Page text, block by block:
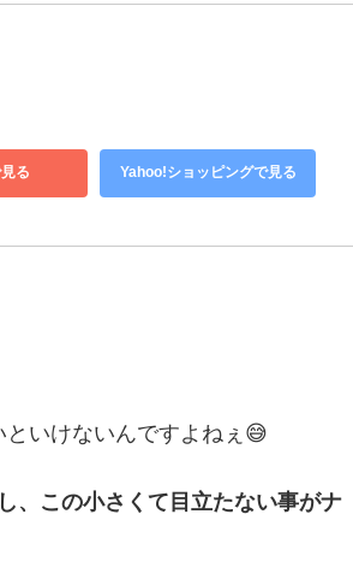
る Yahoo!ショッピングで見る
いけないんですよねぇ😅
、この小さくて目立たない事がナ